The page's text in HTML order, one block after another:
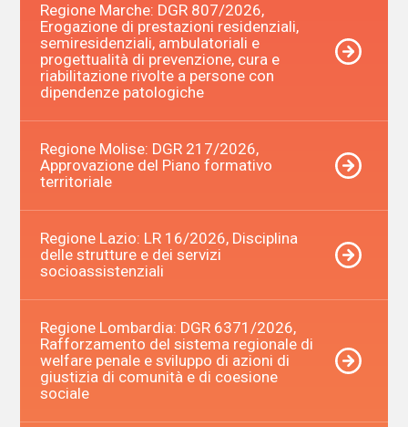
Regione Marche: DGR 807/2026,
Erogazione di prestazioni residenziali,
semiresidenziali, ambulatoriali e
progettualità di prevenzione, cura e
riabilitazione rivolte a persone con
dipendenze patologiche
Regione Molise: DGR 217/2026,
Approvazione del Piano formativo
territoriale
Regione Lazio: LR 16/2026, Disciplina
delle strutture e dei servizi
socioassistenziali
Regione Lombardia: DGR 6371/2026,
Rafforzamento del sistema regionale di
welfare penale e sviluppo di azioni di
giustizia di comunità e di coesione
sociale